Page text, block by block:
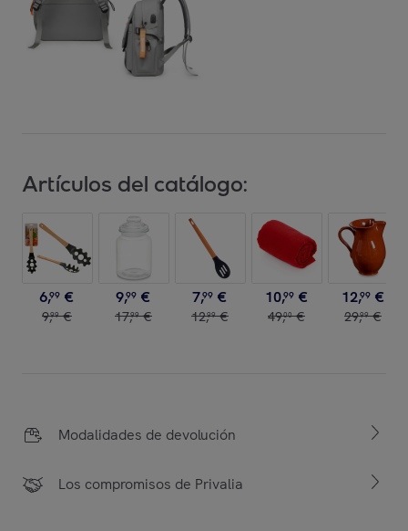
Artículos del catálogo:
6,99 €
9,99 €
9,99 €
17,99 €
7,99 €
12,99 €
10,99 €
49,00 €
12,99 €
29,99 €
Modalidades de devolución
Los compromisos de Privalia